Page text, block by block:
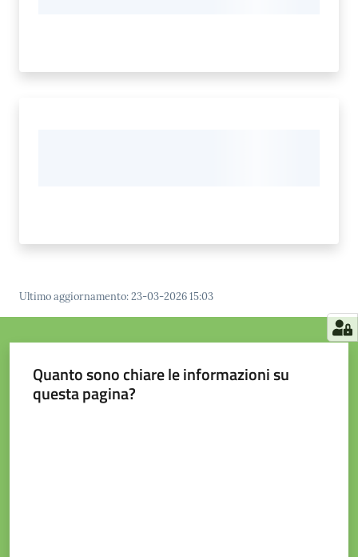
Ultimo aggiornamento:23-03-2026 15:03
Quanto sono chiare le informazioni su
questa pagina?